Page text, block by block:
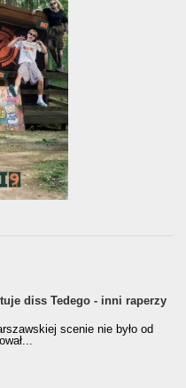
diss Tedego - inni raperzy
scenie nie było od